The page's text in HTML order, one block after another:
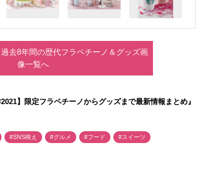
去8年間の歴代フラペチーノ＆グッズ画
像一覧へ
】限定フラペチーノからグッズまで最新情報まとめ』
#SNS映え #グルメ #フード #スイーツ